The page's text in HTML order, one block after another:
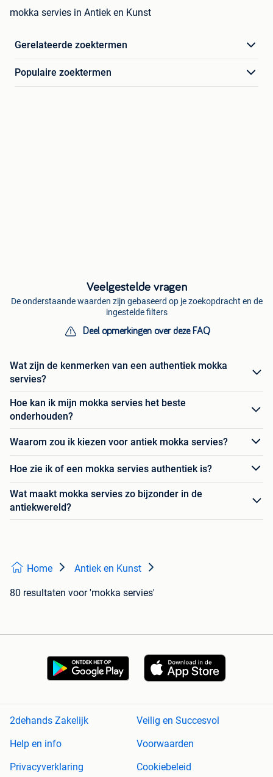
mokka servies in Antiek en Kunst
Gerelateerde zoektermen
Populaire zoektermen
Veelgestelde vragen
De onderstaande waarden zijn gebaseerd op je zoekopdracht en de
ingestelde filters
Deel opmerkingen over deze FAQ
Wat zijn de kenmerken van een authentiek mokka
servies?
Hoe kan ik mijn mokka servies het beste
onderhouden?
Waarom zou ik kiezen voor antiek mokka servies?
Hoe zie ik of een mokka servies authentiek is?
Wat maakt mokka servies zo bijzonder in de
antiekwereld?
Home Antiek en Kunst
80 resultaten voor 'mokka servies'
2dehands Zakelijk
Veilig en Succesvol
Help en info
Voorwaarden
Privacyverklaring
Cookiebeleid